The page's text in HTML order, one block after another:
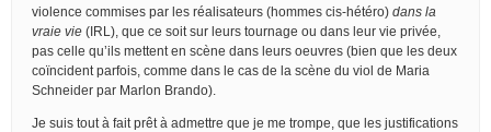
violence commises par les réalisateurs (hommes cis-hétéro) dans la
vraie vie (IRL), que ce soit sur leurs tournage ou dans leur vie privée,
pas celle qu’ils mettent en scène dans leurs oeuvres (bien que les deux
coïncident parfois, comme dans le cas de la scène du viol de Maria
Schneider par Marlon Brando).
Je suis tout à fait prêt à admettre que je me trompe, que les justifications